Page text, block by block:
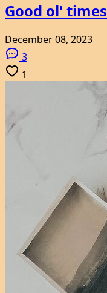
Good ol' times
December 08, 2023
3
1